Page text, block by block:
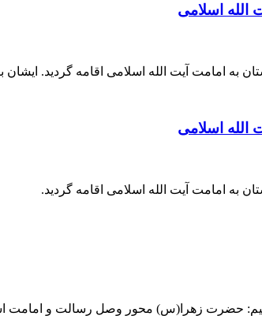
الله اسلامی
به امامت آیت الله اسلامی اقامه گردید.
الله اسلامی
به امامت آیت الله اسلامی اقامه گردید.
حضرت زهرا(س) محور وصل رسالت و